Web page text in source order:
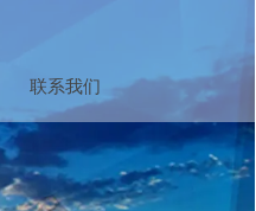
联系我们